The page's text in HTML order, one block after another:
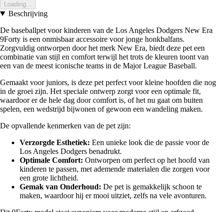
Loading...
Beschrijving
De baseballpet voor kinderen van de Los Angeles Dodgers New Era
9Forty is een onmisbaar accessoire voor jonge honkbalfans.
Zorgvuldig ontworpen door het merk New Era, biedt deze pet een
combinatie van stijl en comfort terwijl het trots de kleuren toont van
een van de meest iconische teams in de Major League Baseball.
Gemaakt voor juniors, is deze pet perfect voor kleine hoofden die nog
in de groei zijn. Het speciale ontwerp zorgt voor een optimale fit,
waardoor er de hele dag door comfort is, of het nu gaat om buiten
spelen, een wedstrijd bijwonen of gewoon een wandeling maken.
De opvallende kenmerken van de pet zijn:
Verzorgde Esthetiek: Een unieke look die de passie voor de
Los Angeles Dodgers benadrukt.
Optimale Comfort: Ontworpen om perfect op het hoofd van
kinderen te passen, met ademende materialen die zorgen voor
een grote lichtheid.
Gemak van Onderhoud: De pet is gemakkelijk schoon te
maken, waardoor hij er mooi uitziet, zelfs na vele avonturen.